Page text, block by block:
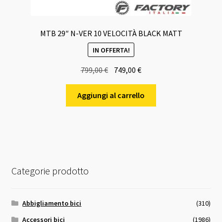
MTB 29″ N-VER 10 VELOCITÀ BLACK MATT
IN OFFERTA!
799,00€
prezzo
originale
era:
749,00€Il
prezzo
attuale
è:
Aggiungi al carrello
Categorie prodotto
Abbigliamento bici
(310)
Accessori bici
(1986)